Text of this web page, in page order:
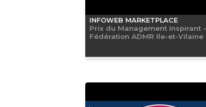
INFOWEB MARKETPLACE
Prix du Management Inspirant -
Fédération ADMR Ile-et-Vilaine